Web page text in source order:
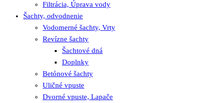
Filtrácia, Úprava vody
Šachty, odvodnenie
Vodomerné šachty, Vrty
Revízne šachty
Šachtové dná
Doplnky
Betónové šachty
Uličné vpuste
Dvorné vpuste, Lapače